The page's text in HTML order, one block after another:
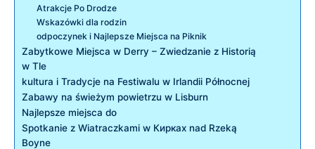
Atrakcje Po Drodze
Wskazówki dla rodzin
odpoczynek i Najlepsze Miejsca na Piknik
Zabytkowe Miejsca w Derry – Zwiedzanie z Historią
w Tle
kultura i Tradycje na Festiwalu w Irlandii Północnej
Zabawy na świeżym powietrzu w Lisburn
Najlepsze miejsca do
Spotkanie z Wiatraczkami w Кирках nad Rzeką
Boyne